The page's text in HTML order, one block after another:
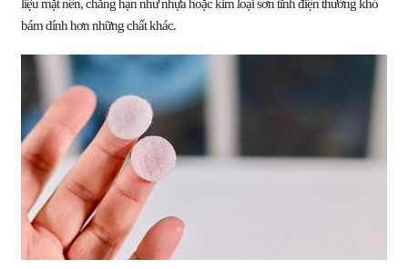
liệu mặt nền, chẳng hạn như nhựa hoặc kim loại sơn tĩnh điện thường khó
bám dính hơn những chất khác.